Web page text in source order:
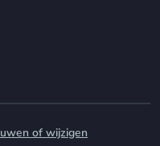
of wijzigen